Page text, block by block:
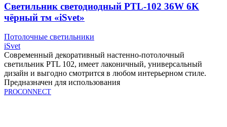
Cветильник светодиодный PTL-102 36W 6K
чёрный тм «iSvet»
Потолочные светильники
iSvet
Современный декоративный настенно-потолочный
светильник PTL 102, имеет лаконичный, универсальный
дизайн и выгодно смотрится в любом интерьерном стиле.
Предназначен для использования
PROCONNECT